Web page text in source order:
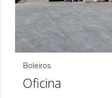
Boleiros
Oficina